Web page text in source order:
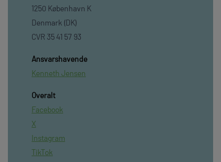
1250 København K
Denmark (DK)
CVR 35 41 57 93
Ansvarshavende
Kenneth Jensen
Overalt
Facebook
X
Instagram
TikTok